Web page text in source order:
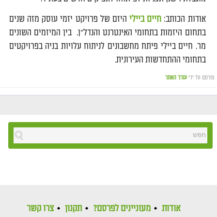
אודות הכותב: חיים בייליהיזם של פרויקט יזמי עוסק מזה שנים
בתחום היזמות בתחומי האינטרנט והנדל"ן. בין המיזמים השונים
מר. חיים ביילי פיתח מחשבונים לניתוח עלויות בניה בפרויקטים
בתחומי ההתחדשות העירונית.
פורסם על ידי עורך האתר
אודות מעוניינים לפרסם? תקנון צרו קשר